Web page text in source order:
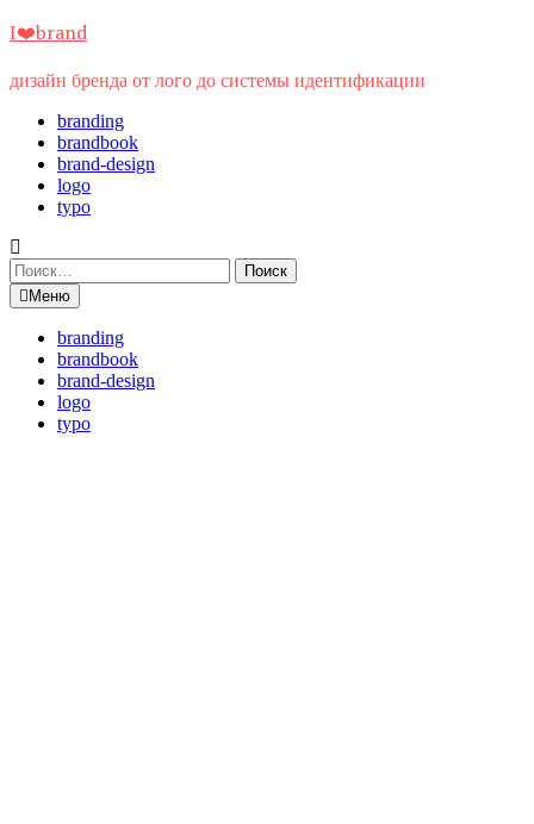
Перейти
содержимому
I❤️brand
дизайн бренда от лого до системы идентификации
branding
brandbook
brand-design
logo
typo
Найти:
Меню
branding
brandbook
brand-design
logo
typo